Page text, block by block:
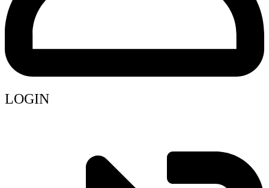
LOGIN